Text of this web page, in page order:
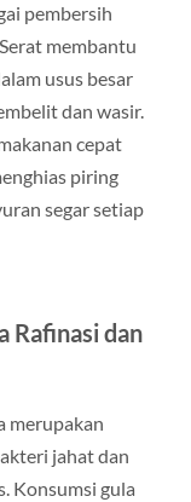
pembersih
membantu
usus besar
dan wasir.
cepat
piring
segar setiap
Rafinasi dan
merupakan
jahat dan
Konsumsi gula